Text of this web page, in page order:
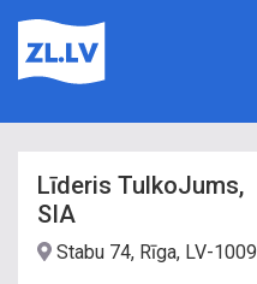
Līderis TulkoJums,
SIA
Stabu 74, Rīga, LV-1009